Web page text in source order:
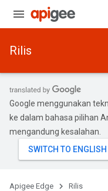
Rilis
Google menggunakan
ke dalam bahasa pilihan
mengandung kesalahan.
Apigee Edge Rilis